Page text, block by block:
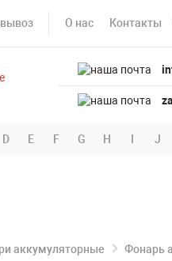
О нас Контакты
D E F G H I J
аккумуляторные Фонарь